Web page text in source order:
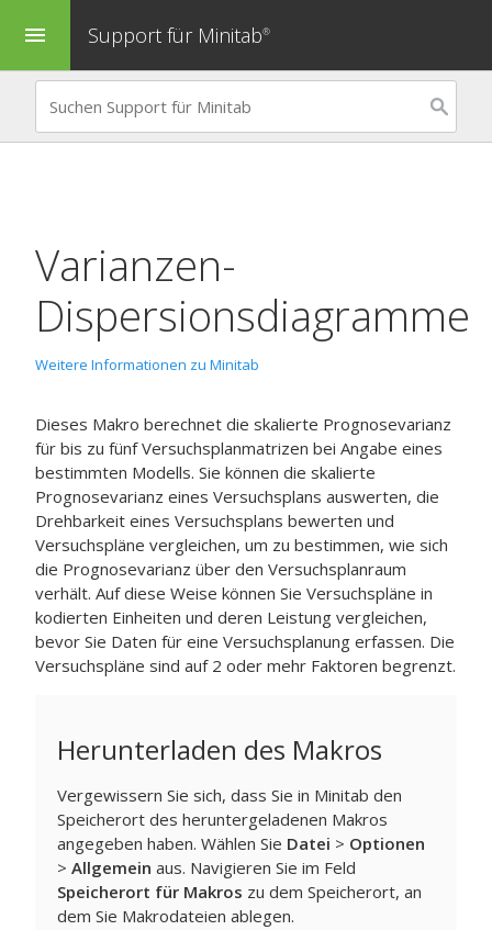
menu Support für Minitab®
Varianzen-
Dispersionsdiagramme
Weitere Informationen zu Minitab
Dieses Makro berechnet die skalierte Prognosevarianz
für bis zu fünf Versuchsplanmatrizen bei Angabe eines
bestimmten Modells. Sie können die skalierte
Prognosevarianz eines Versuchsplans auswerten, die
Drehbarkeit eines Versuchsplans bewerten und
Versuchspläne vergleichen, um zu bestimmen, wie sich
die Prognosevarianz über den Versuchsplanraum
verhält. Auf diese Weise können Sie Versuchspläne in
kodierten Einheiten und deren Leistung vergleichen,
bevor Sie Daten für eine Versuchsplanung erfassen. Die
Versuchspläne sind auf 2 oder mehr Faktoren begrenzt.
Herunterladen des Makros
Vergewissern Sie sich, dass Sie in Minitab den
Speicherort des heruntergeladenen Makros
angegeben haben. Wählen Sie Datei > Optionen
> Allgemein aus. Navigieren Sie im Feld
Speicherort für Makros zu dem Speicherort, an
dem Sie Makrodateien ablegen.